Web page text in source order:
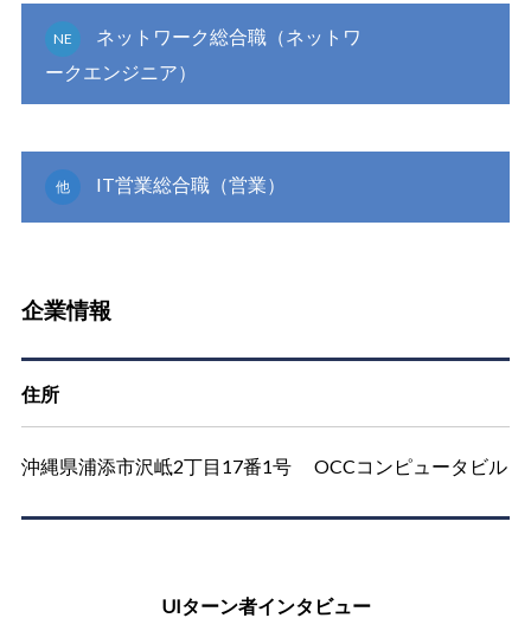
NE
ネットワーク総合職（ネットワ
ークエンジニア）
他 IT営業総合職（営業）
企業情報
住所
沖縄県浦添市沢岻2丁目17番1号 OCCコンピュータビル
UIターン者インタビュー